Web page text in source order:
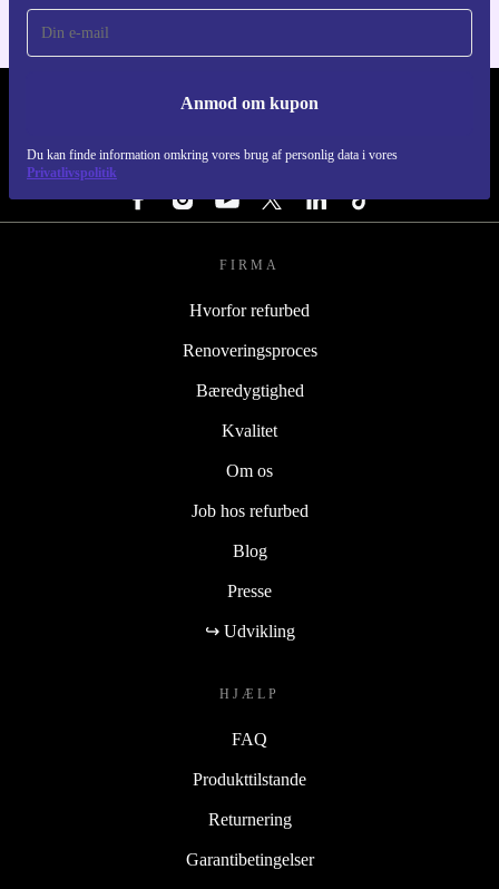
Anmod om kupon
Du kan finde information omkring vores brug af personlig data i vores
Privatlivspolitik
REFURBED DANMARK - RETHINK NEW.
FØLG OS
FIRMA
Hvorfor refurbed
Renoveringsproces
Bæredygtighed
Kvalitet
Om os
Job hos refurbed
Blog
Presse
↪ Udvikling
HJÆLP
FAQ
Produkttilstande
Returnering
Garantibetingelser